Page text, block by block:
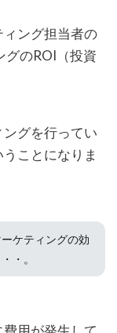
ング担当者の
グのROI（投資
グを行ってい
ことになりま
ケティングの効
・。